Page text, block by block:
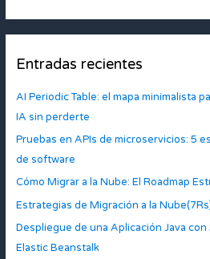
Entradas recientes
AI Periodic Table: el mapa minimalista
IA sin perderte
Pruebas en APIs de microservicios: 5
de software
Cómo Migrar a la Nube: El Roadmap
Estrategias de Migración a la
Despliegue de una Aplicación Java
Elastic Beanstalk